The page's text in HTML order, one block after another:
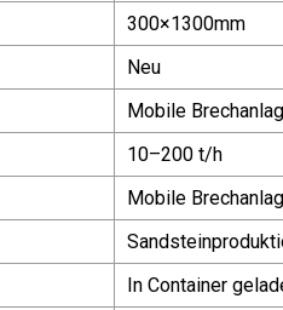
300×1300mm
Neu
Mobile
10–200 t/h
Mobile
In Container